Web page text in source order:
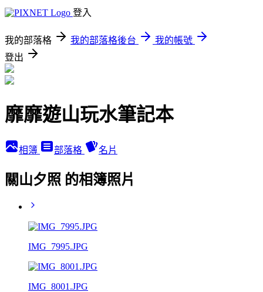
登入
我的部落格 我的部落格後台
我的帳號
登出
靡靡遊山玩水筆記本
相簿 部落格 名片
關山夕照 的相簿照片
IMG_7995.JPG
IMG_8001.JPG